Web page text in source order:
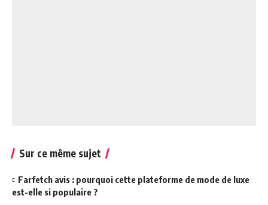
Sur ce même sujet
Farfetch avis : pourquoi cette plateforme de mode de luxe
est-elle si populaire ?